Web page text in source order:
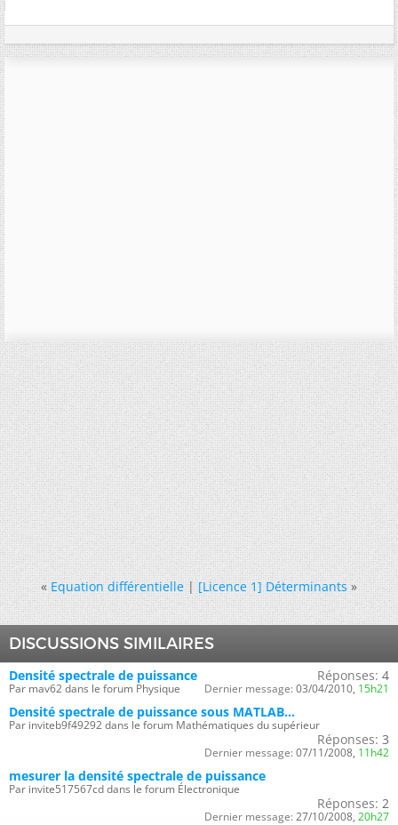
« Equation différentielle|[Licence 1] Déterminants »
DISCUSSIONS SIMILAIRES
Densité spectrale de puissance
Par mav62 dans le forum Physique
Réponses: 4
Dernier message: 03/04/2010, 15h21
Densité spectrale de puissance sous MATLAB...
Par inviteb9f49292 dans le forum Mathématiques du supérieur
Réponses: 3
Dernier message: 07/11/2008, 11h42
mesurer la densité spectrale de puissance
Par invite517567cd dans le forum Électronique
Réponses: 2
Dernier message: 27/10/2008, 20h27